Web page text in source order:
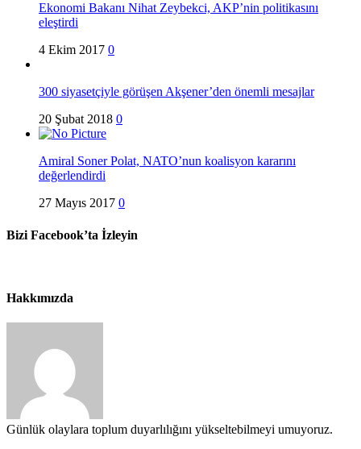
Ekonomi Bakanı Nihat Zeybekci, AKP’nin politikasını
eleştirdi
4 Ekim 2017 0
300 siyasetçiyle görüşen Akşener’den önemli mesajlar
20 Şubat 2018 0
Amiral Soner Polat, NATO’nun koalisyon kararını
değerlendirdi
27 Mayıs 2017 0
Bizi Facebook’ta İzleyin
Hakkımızda
Günlük olaylara toplum duyarlılığını yükseltebilmeyi umuyoruz.